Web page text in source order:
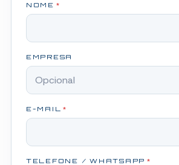
NOME *
EMPRESA
E-MAIL *
TELEFONE / WHATSAPP *